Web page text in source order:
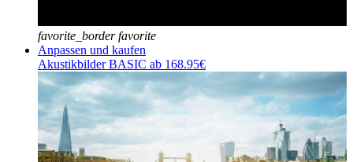
favorite_border favorite
Anpassen und kaufen
Akustikbilder BASIC ab 168.95€